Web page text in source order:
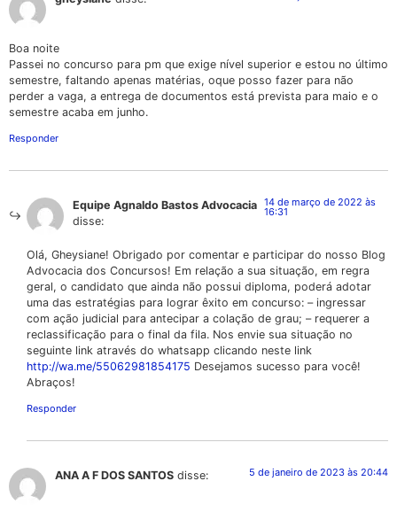
Boa noite
Passei no concurso para pm que exige nível superior e estou no último
semestre, faltando apenas matérias, oque posso fazer para não
perder a vaga, a entrega de documentos está prevista para maio e o
semestre acaba em junho.
Responder
Equipe Agnaldo Bastos Advocacia
disse:
14 de março de 2022 às
16:31
Olá, Gheysiane! Obrigado por comentar e participar do nosso Blog
Advocacia dos Concursos! Em relação a sua situação, em regra
geral, o candidato que ainda não possui diploma, poderá adotar
uma das estratégias para lograr êxito em concurso: – ingressar
com ação judicial para antecipar a colação de grau; – requerer a
reclassificação para o final da fila. Nos envie sua situação no
seguinte link através do whatsapp clicando neste link
http://wa.me/55062981854175 Desejamos sucesso para você!
Abraços!
Responder
ANA A F DOS SANTOS disse: 5 de janeiro de 2023 às 20:44